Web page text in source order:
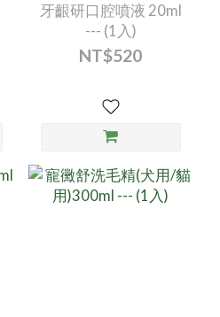
牙齦研口腔噴液 20ml
--- (1入)
NT$520